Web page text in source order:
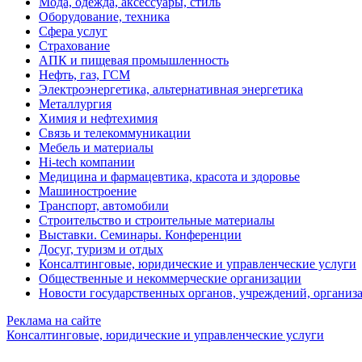
Оборудование, техника
Сфера услуг
Страхование
АПК и пищевая промышленность
Нефть, газ, ГСМ
Электроэнергетика, альтернативная энергетика
Металлургия
Химия и нефтехимия
Связь и телекоммуникации
Мебель и материалы
Hi-tech компании
Медицина и фармацевтика, красота и здоровье
Машиностроение
Транспорт, автомобили
Строительство и строительные материалы
Выставки. Семинары. Конференции
Досуг, туризм и отдых
Консалтинговые, юридические и управленческие услуги
Общественные и некоммерческие организации
Новости государственных органов, учреждений,
Реклама на сайте
Консалтинговые, юридические и управленческие услуги